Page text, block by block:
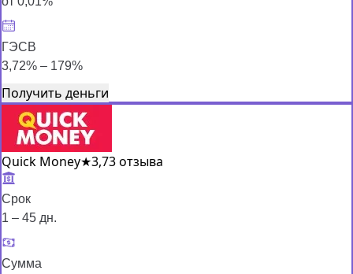
ГЭСВ
3,72% – 179%
Получить деньги
Quick Money★3,73 отзыва
Срок
1 – 45 дн.
Сумма